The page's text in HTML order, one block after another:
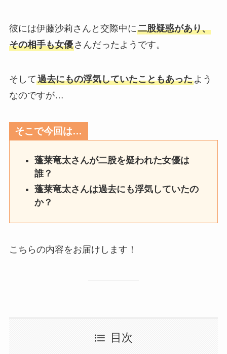
彼には伊藤沙莉さんと交際中に二股疑惑があり、
その相手も女優さんだったようです。
そして過去にもの浮気していたこともあったよう
なのですが…
そこで今回は…
蓬莱竜太さんが二股を疑われた女優は
誰？
蓬莱竜太さんは過去にも浮気していたの
か？
こちらの内容をお届けします！
目次